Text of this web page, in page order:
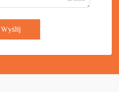
Wyślij